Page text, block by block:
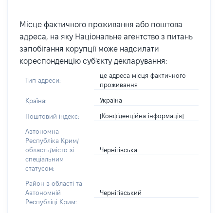
Місце фактичного проживання або поштова
адреса, на яку Національне агентство з питань
запобігання корупції може надсилати
кореспонденцію суб'єкту декларування:
Тип адреси:
це адреса місця фактичного
проживання
Країна: Україна
Поштовий індекс: [Конфіденційна інформація]
Автономна
Республіка Крим/
область/місто зі
спеціальним
статусом:
Чернігівська
Район в області та
Автономній
Республіці Крим:
Чернігівський